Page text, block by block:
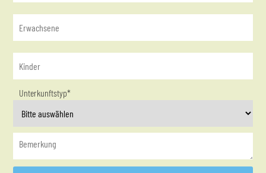
Unterkunftstyp*